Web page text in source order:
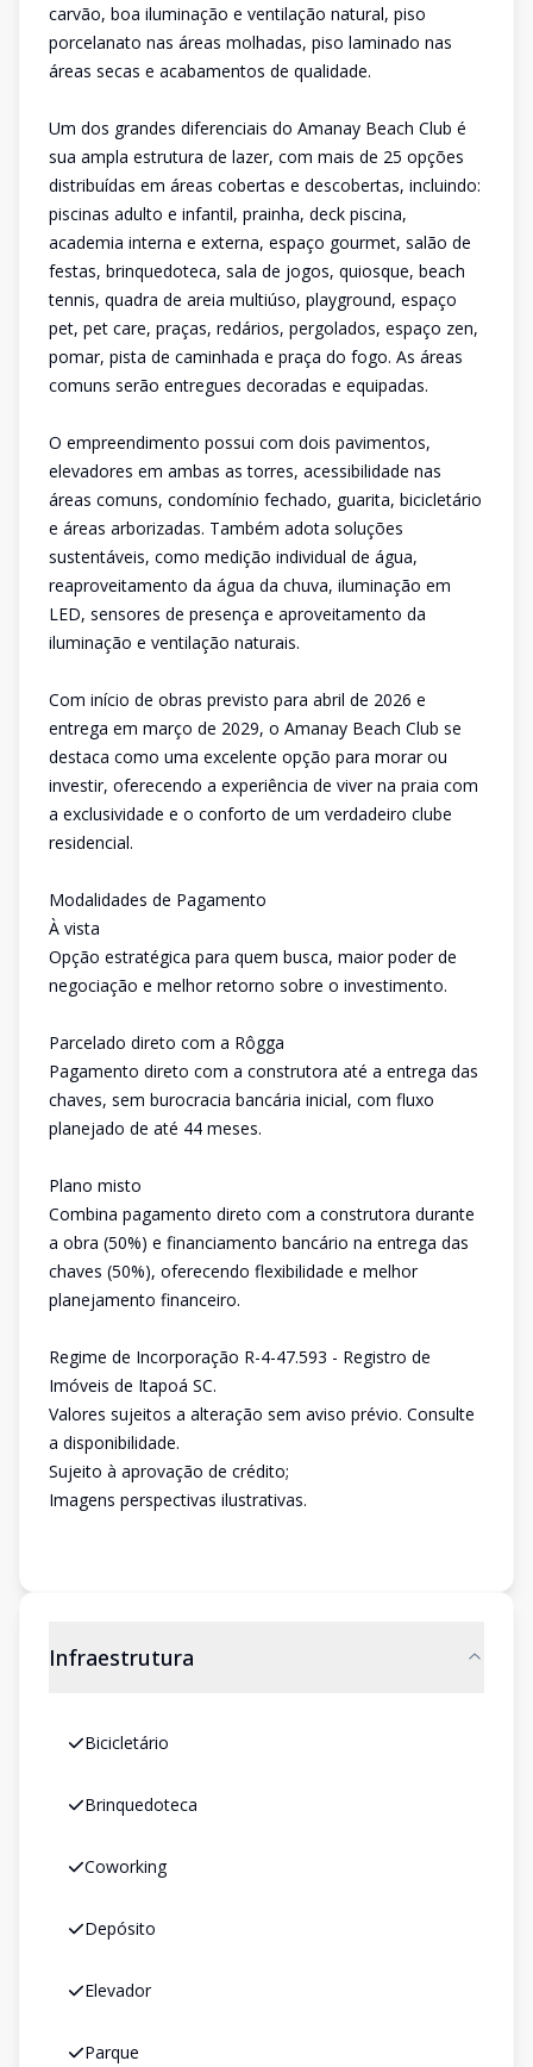
carvão, boa iluminação e ventilação natural, piso
porcelanato nas áreas molhadas, piso laminado nas
áreas secas e acabamentos de qualidade.
Um dos grandes diferenciais do Amanay Beach Club é
sua ampla estrutura de lazer, com mais de 25 opções
distribuídas em áreas cobertas e descobertas, incluindo:
piscinas adulto e infantil, prainha, deck piscina,
academia interna e externa, espaço gourmet, salão de
festas, brinquedoteca, sala de jogos, quiosque, beach
tennis, quadra de areia multiúso, playground, espaço
pet, pet care, praças, redários, pergolados, espaço zen,
pomar, pista de caminhada e praça do fogo. As áreas
comuns serão entregues decoradas e equipadas.
O empreendimento possui com dois pavimentos,
elevadores em ambas as torres, acessibilidade nas
áreas comuns, condomínio fechado, guarita, bicicletário
e áreas arborizadas. Também adota soluções
sustentáveis, como medição individual de água,
reaproveitamento da água da chuva, iluminação em
LED, sensores de presença e aproveitamento da
iluminação e ventilação naturais.
Com início de obras previsto para abril de 2026 e
entrega em março de 2029, o Amanay Beach Club se
destaca como uma excelente opção para morar ou
investir, oferecendo a experiência de viver na praia com
a exclusividade e o conforto de um verdadeiro clube
residencial.
Modalidades de Pagamento
À vista
Opção estratégica para quem busca, maior poder de
negociação e melhor retorno sobre o investimento.
Parcelado direto com a Rôgga
Pagamento direto com a construtora até a entrega das
chaves, sem burocracia bancária inicial, com fluxo
planejado de até 44 meses.
Plano misto
Combina pagamento direto com a construtora durante
a obra (50%) e financiamento bancário na entrega das
chaves (50%), oferecendo flexibilidade e melhor
planejamento financeiro.
Regime de Incorporação R-4-47.593 - Registro de
Imóveis de Itapoá SC.
Valores sujeitos a alteração sem aviso prévio. Consulte
a disponibilidade.
Sujeito à aprovação de crédito;
Imagens perspectivas ilustrativas.
Infraestrutura
Bicicletário
Brinquedoteca
Coworking
Depósito
Elevador
Parque